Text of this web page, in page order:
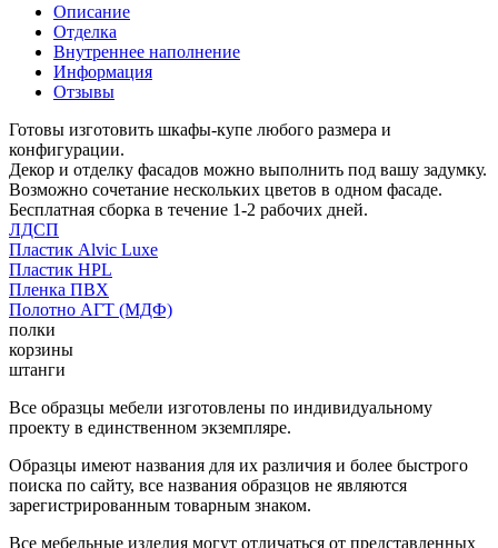
Описание
Отделка
Внутреннее наполнение
Информация
Отзывы
Готовы изготовить шкафы-купе любого размера и
конфигурации.
Декор и отделку фасадов можно выполнить под вашу задумку.
Возможно сочетание нескольких цветов в одном фасаде.
Бесплатная сборка в течение 1-2 рабочих дней.
ЛДСП
Пластик Alvic Luxe
Пластик HPL
Пленка ПВХ
Полотно АГТ (МДФ)
полки
корзины
штанги
Все образцы мебели изготовлены по индивидуальному
проекту в единственном экземпляре.
Образцы имеют названия для их различия и более быстрого
поиска по сайту, все названия образцов не являются
зарегистрированным товарным знаком.
Все мебельные изделия могут отличаться от представленных